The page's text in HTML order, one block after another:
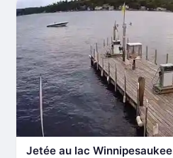
Jetée au lac Winnipesaukee